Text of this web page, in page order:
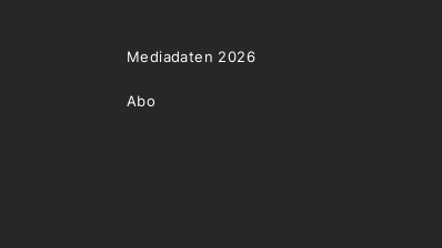
Mediadaten 2026
Abo